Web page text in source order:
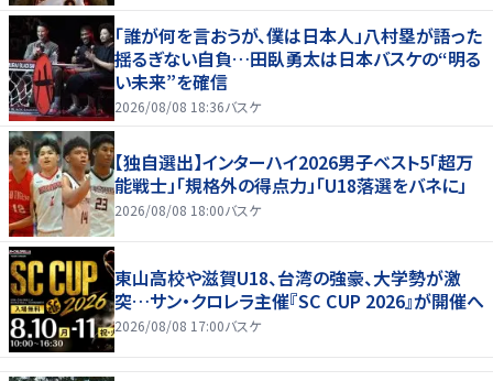
「誰が何を言おうが、僕は日本人」八村塁が語った
揺るぎない自負…田臥勇太は日本バスケの“明る
い未来”を確信
2026/08/08 18:36バスケ
【独自選出】インターハイ2026男子ベスト5「超万
能戦士」「規格外の得点力」「U18落選をバネに」
2026/08/08 18:00バスケ
東山高校や滋賀U18、台湾の強豪、大学勢が激
突…サン・クロレラ主催『SC CUP 2026』が開催へ
2026/08/08 17:00バスケ